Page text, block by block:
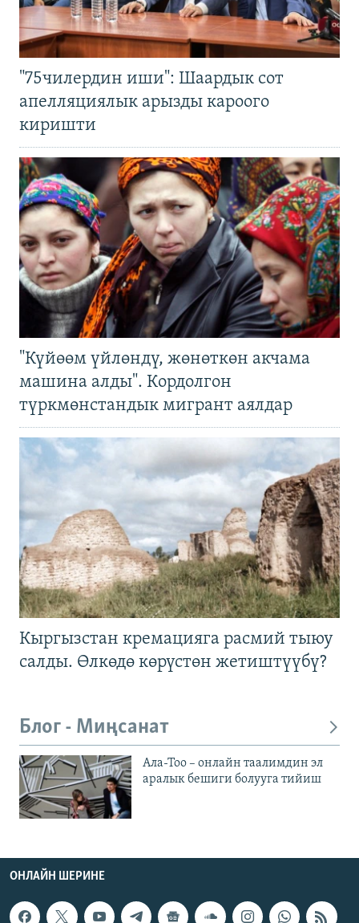
"75чилердин иши": Шаардык сот
апелляциялык арызды кароого
киришти
"Күйөөм үйлөндү, жөнөткөн акчама
машина алды". Кордолгон
түркмөнстандык мигрант аялдар
Кыргызстан кремацияга расмий тыюу
салды. Өлкөдө көрүстөн жетиштүүбү?
Блог - Миңсанат
Ала-Тоо – онлайн таалимдин эл
аралык бешиги болууга тийиш
ОНЛАЙН ШЕРИНЕ